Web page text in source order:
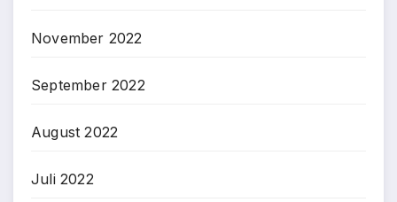
November 2022
September 2022
August 2022
Juli 2022